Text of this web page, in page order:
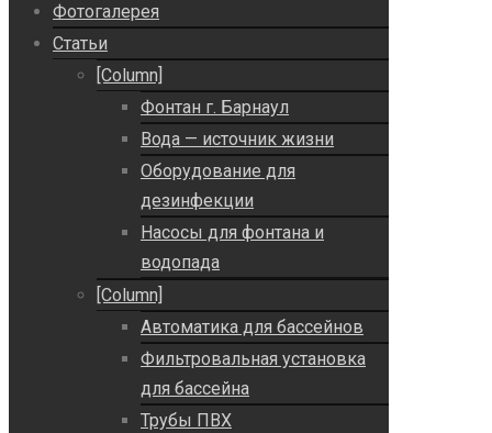
Фотогалерея
Статьи
[Column]
Фонтан г. Барнаул
Вода — источник жизни
Оборудование для
дезинфекции
Насосы для фонтана и
водопада
[Column]
Автоматика для бассейнов
Фильтровальная установка
для бассейна
Трубы ПВХ